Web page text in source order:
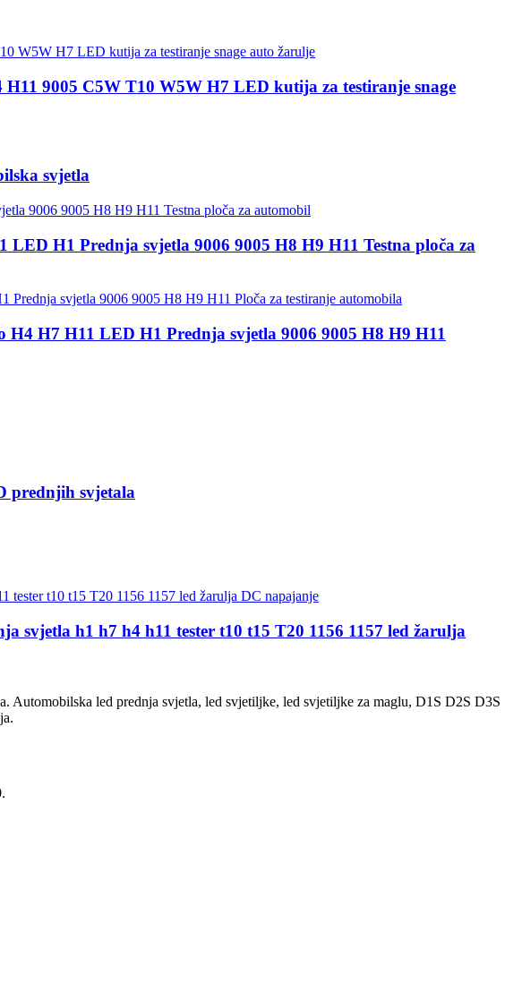
9005 C5W T10 W5W H7 LED kutija za testiranje snage
svjetla
H1 Prednja svjetla 9006 9005 H8 H9 H11 Testna ploča za
H7 H11 LED H1 Prednja svjetla 9006 9005 H8 H9 H11
prednjih svjetala
svjetla h1 h7 h4 h11 tester t10 t15 T20 1156 1157 led žarulja
led prednja svjetla, led svjetiljke, led svjetiljke za maglu, D1S D2S D3S